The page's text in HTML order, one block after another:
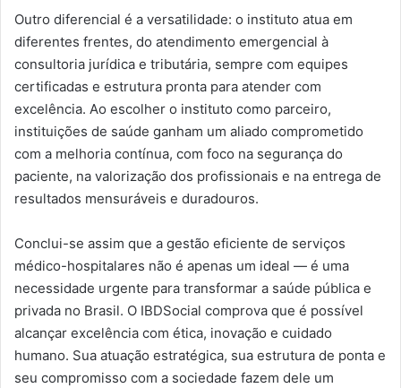
Outro diferencial é a versatilidade: o instituto atua em
diferentes frentes, do atendimento emergencial à
consultoria jurídica e tributária, sempre com equipes
certificadas e estrutura pronta para atender com
excelência. Ao escolher o instituto como parceiro,
instituições de saúde ganham um aliado comprometido
com a melhoria contínua, com foco na segurança do
paciente, na valorização dos profissionais e na entrega de
resultados mensuráveis e duradouros.
Conclui-se assim que a gestão eficiente de serviços
médico-hospitalares não é apenas um ideal — é uma
necessidade urgente para transformar a saúde pública e
privada no Brasil. O IBDSocial comprova que é possível
alcançar excelência com ética, inovação e cuidado
humano. Sua atuação estratégica, sua estrutura de ponta e
seu compromisso com a sociedade fazem dele um